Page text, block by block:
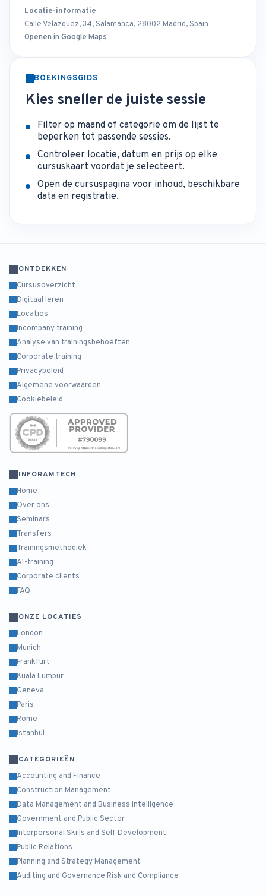
Locatie-informatie
Calle Velazquez, 34, Salamanca, 28002 Madrid, Spain
Openen in Google Maps
BOEKINGSGIDS
Kies sneller de juiste sessie
Filter op maand of categorie om de lijst te
beperken tot passende sessies.
Controleer locatie, datum en prijs op elke
cursuskaart voordat je selecteert.
Open de cursuspagina voor inhoud, beschikbare
data en registratie.
ONTDEKKEN
Cursusoverzicht
Digitaal leren
Locaties
Incompany training
Analyse van trainingsbehoeften
Corporate training
Privacybeleid
Algemene voorwaarden
Cookiebeleid
INFORAMTECH
Home
Over ons
Seminars
Transfers
Trainingsmethodiek
AI-training
Corporate clients
FAQ
ONZE LOCATIES
London
Munich
Frankfurt
Kuala Lumpur
Geneva
Paris
Rome
Istanbul
CATEGORIEËN
Accounting and Finance
Construction Management
Data Management and Business Intelligence
Government and Public Sector
Interpersonal Skills and Self Development
Public Relations
Planning and Strategy Management
Auditing and Governance Risk and Compliance